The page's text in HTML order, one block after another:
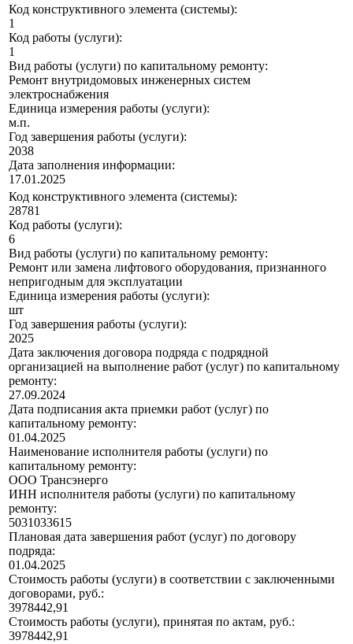
Код конструктивного элемента (системы):
1
Код работы (услуги):
1
Вид работы (услуги) по капитальному ремонту:
Ремонт внутридомовых инженерных систем
электроснабжения
Единица измерения работы (услуги):
м.п.
Год завершения работы (услуги):
2038
Дата заполнения информации:
17.01.2025
Код конструктивного элемента (системы):
28781
Код работы (услуги):
6
Вид работы (услуги) по капитальному ремонту:
Ремонт или замена лифтового оборудования, признанного
непригодным для эксплуатации
Единица измерения работы (услуги):
шт
Год завершения работы (услуги):
2025
Дата заключения договора подряда с подрядной
организацией на выполнение работ (услуг) по капитальному
ремонту:
27.09.2024
Дата подписания акта приемки работ (услуг) по
капитальному ремонту:
01.04.2025
Наименование исполнителя работы (услуги) по
капитальному ремонту:
ООО Трансэнерго
ИНН исполнителя работы (услуги) по капитальному
ремонту:
5031033615
Плановая дата завершения работ (услуг) по договору
подряда:
01.04.2025
Стоимость работы (услуги) в соответствии с заключенными
договорами, руб.:
3978442,91
Стоимость работы (услуги), принятая по актам, руб.:
3978442,91